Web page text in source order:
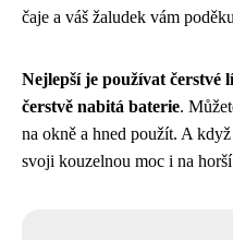
čaje a váš žaludek vám
Nejlepší je používat čerstvé
čerstvě nabitá baterie.
na okně a hned použít. A
svoji kouzelnou moc i na horší